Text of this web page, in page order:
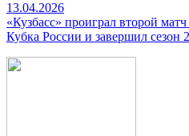
13.04.2026
«Кузбасс» проиграл второй
Кубка России и завершил сезон